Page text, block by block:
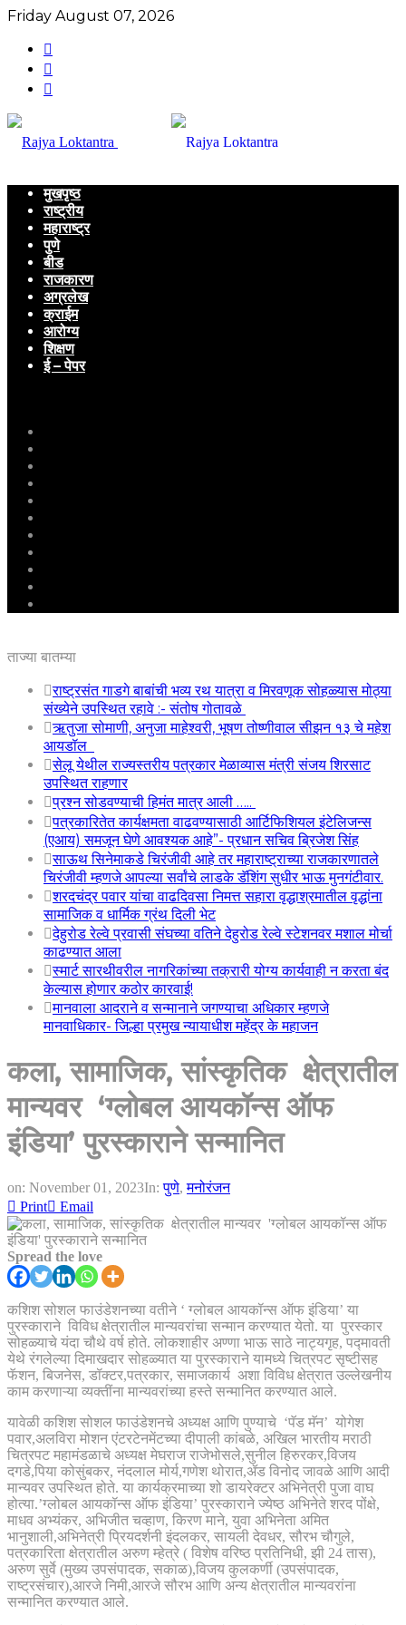
Friday August 07, 2026
मुखपृष्ठ
राष्ट्रीय
महाराष्ट्र
पुणे
बीड
राजकारण
अग्रलेख
क्राईम
आरोग्य
शिक्षण
ई – पेपर
ताज्या बातम्या
राष्ट्रसंत गाडगे बाबांची भव्य रथ यात्रा व मिरवणूक सोहळ्यास मोठ्या
संख्येने उपस्थित रहावे :- संतोष गोतावळे
ऋतुजा सोमाणी, अनुजा माहेश्वरी, भूषण तोष्णीवाल सीझन १३ चे महेश
आयडॉल
सेलू येथील राज्यस्तरीय पत्रकार मेळाव्यास मंत्री संजय शिरसाट
उपस्थित राहणार
प्रश्न सोडवण्याची हिमंत मात्र आली …..
पत्रकारितेत कार्यक्षमता वाढवण्यासाठी आर्टिफिशियल इंटेलिजन्स
(एआय) समजून घेणे आवश्यक आहे”- प्रधान सचिव ब्रिजेश सिंह
साऊथ सिनेमाकडे चिरंजीवी आहे तर महाराष्ट्राच्या राजकारणातले
चिरंजीवी म्हणजे आपल्या सर्वांचे लाडके डॅशिंग सुधीर भाऊ मुनगंटीवार.
शरदचंद्र पवार यांचा वाढदिवसा निमत्त सहारा वृद्धाश्रमातील वृद्धांना
सामाजिक व धार्मिक ग्रंथ दिली भेट
देहुरोड रेल्वे प्रवासी संघच्या वतिने देहुरोड रेल्वे स्टेशनवर मशाल मोर्चा
काढण्यात आला
स्मार्ट सारथीवरील नागरिकांच्या तक्रारी योग्य कार्यवाही न करता बंद
केल्यास होणार कठोर कारवाई!
मानवाला आदराने व सन्मानाने जगण्याचा अधिकार म्हणजे
मानवाधिकार- जिल्हा प्रमुख न्यायाधीश महेंद्र के महाजन
कला, सामाजिक, सांस्कृतिक क्षेत्रातील
मान्यवर ‘ग्लोबल आयकॉन्स ऑफ
इंडिया’ पुरस्काराने सन्मानित
on: November 01, 2023In:पुणे,मनोरंजन
Print
Email
Spread the love
कशिश सोशल फाउंडेशनच्या वतीने ‘ ग्लोबल आयकॉन्स ऑफ इंडिया’ या
पुरस्काराने विविध क्षेत्रातील मान्यवरांचा सन्मान करण्यात येतो. या पुरस्कार
सोहळ्याचे यंदा चौथे वर्ष होते. लोकशाहीर अण्णा भाऊ साठे नाट्यगृह, पद्मावती
येथे रंगलेल्या दिमाखदार सोहळ्यात या पुरस्काराने यामध्ये चित्रपट सृष्टीसह
फॅशन, बिजनेस, डॉक्टर,पत्रकार, समाजकार्य अशा विविध क्षेत्रात उल्लेखनीय
काम करणाऱ्या व्यक्तींना मान्यवरांच्या हस्ते सन्मानित करण्यात आले.
यावेळी कशिश सोशल फाउंडेशनचे अध्यक्ष आणि पुण्याचे ‘पॅड मॅन’ योगेश
पवार,अलविरा मोशन एंटरटेनमेंटच्या दीपाली कांबळे, अखिल भारतीय मराठी
चित्रपट महामंडळाचे अध्यक्ष मेघराज राजेभोसले,सुनील हिरुरकर,विजय
दगडे,पिया कोसुंबकर, नंदलाल मोर्य,गणेश थोरात,ॲड विनोद जावळे आणि आदी
मान्यवर उपस्थित होते. या कार्यक्रमाच्या शो डायरेक्टर अभिनेत्री पुजा वाघ
होत्या.’ग्लोबल आयकॉन्स ऑफ इंडिया’ पुरस्काराने ज्येष्ठ अभिनेते शरद पोंक्षे,
माधव अभ्यंकर, अभिजीत चव्हाण, किरण माने, युवा अभिनेता अमित
भानुशाली,अभिनेत्री प्रियदर्शनी इंदलकर, सायली देवधर, सौरभ चौगुले,
पत्रकारिता क्षेत्रातील अरुण म्हेत्रे ( विशेष वरिष्ठ प्रतिनिधी, झी 24 तास),
अरुण सुर्वे (मुख्य उपसंपादक, सकाळ),विजय कुलकर्णी (उपसंपादक,
राष्ट्रसंचार),आरजे निमी,आरजे सौरभ आणि अन्य क्षेत्रातील मान्यवरांना
सन्मानित करण्यात आले.